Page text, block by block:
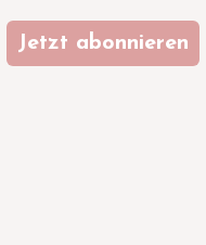
Jetzt abonnieren